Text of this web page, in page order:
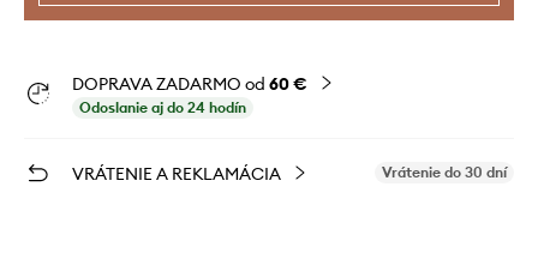
DOPRAVA ZADARMO od 60 €
Odoslanie aj do 24 hodín
VRÁTENIE A REKLAMÁCIA Vrátenie do 30 dní